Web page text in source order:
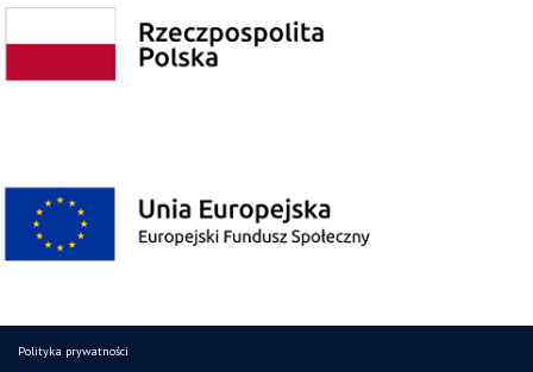
Polityka prywatności